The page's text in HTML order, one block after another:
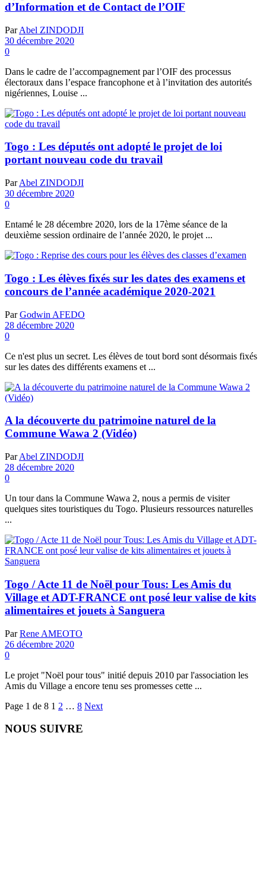
d’Information et de Contact de l’OIF
Par Abel ZINDODJI
30 décembre 2020
0
Dans le cadre de l’accompagnement par l’OIF des processus
électoraux dans l’espace francophone et à l’invitation des autorités
nigériennes, Louise ...
Togo : Les députés ont adopté le projet de loi
portant nouveau code du travail
Par Abel ZINDODJI
30 décembre 2020
0
Entamé le 28 décembre 2020, lors de la 17ème séance de la
deuxième session ordinaire de l’année 2020, le projet ...
Togo : Les élèves fixés sur les dates des examens et
concours de l’année académique 2020-2021
Par Godwin AFEDO
28 décembre 2020
0
Ce n'est plus un secret. Les élèves de tout bord sont désormais fixés
sur les dates des différents examens et ...
A la découverte du patrimoine naturel de la
Commune Wawa 2 (Vidéo)
Par Abel ZINDODJI
28 décembre 2020
0
Un tour dans la Commune Wawa 2, nous a permis de visiter
quelques sites touristiques du Togo. Plusieurs ressources naturelles
...
Togo / Acte 11 de Noël pour Tous: Les Amis du
Village et ADT-FRANCE ont posé leur valise de kits
alimentaires et jouets à Sanguera
Par Rene AMEOTO
26 décembre 2020
0
Le projet "Noël pour tous" initié depuis 2010 par l'association les
Amis du Village a encore tenu ses promesses cette ...
Page 1 de 8 1 2 … 8 Next
NOUS SUIVRE